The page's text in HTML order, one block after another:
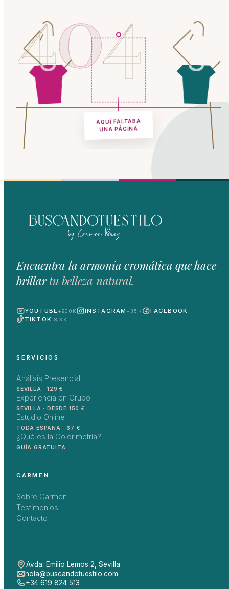
404
AQUÍ FALTABA
UNA PÁGINA
Encuentra la armonía cromática que hace
brillartu belleza natural.
YOUTUBE +900K INSTAGRAM +35K
FACEBOOK
TIKTOK18,3K
SERVICIOS
Análisis Presencial
SEVILLA · 129 €
Experiencia en Grupo
SEVILLA · DESDE 150 €
Estudio Online
TODA ESPAÑA · 67 €
¿Qué es la Colorimetría?
GUÍA GRATUITA
CARMEN
Sobre Carmen
Testimonios
Contacto
Avda. Emilio Lemos 2 Sevilla
hola@buscandotuestilo.com
+34 619 824 513